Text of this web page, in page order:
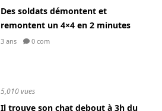
Des soldats démontent et
remontent un 4×4 en 2 minutes
3 ans 0 com
5,010 vues
Il trouve son chat debout à 3h du